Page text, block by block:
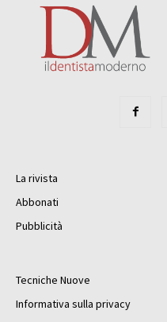
La rivista
Abbonati
Pubblicità
Tecniche Nuove
Informativa sulla privacy